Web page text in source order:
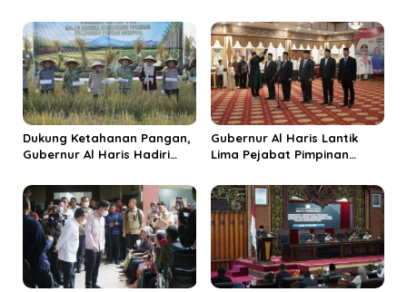
Ekonomi Rakyat
Jadi Destinasi Wisata
Budaya Unggulan
Dukung Ketahanan Pangan,
Gubernur Al Haris Hadiri
Kabupaten Tanjungjabung
Timur
Gubernur Al Haris Lantik
Lima Pejabat Pimpinan
Penguatan Kinerja dan
Integritas